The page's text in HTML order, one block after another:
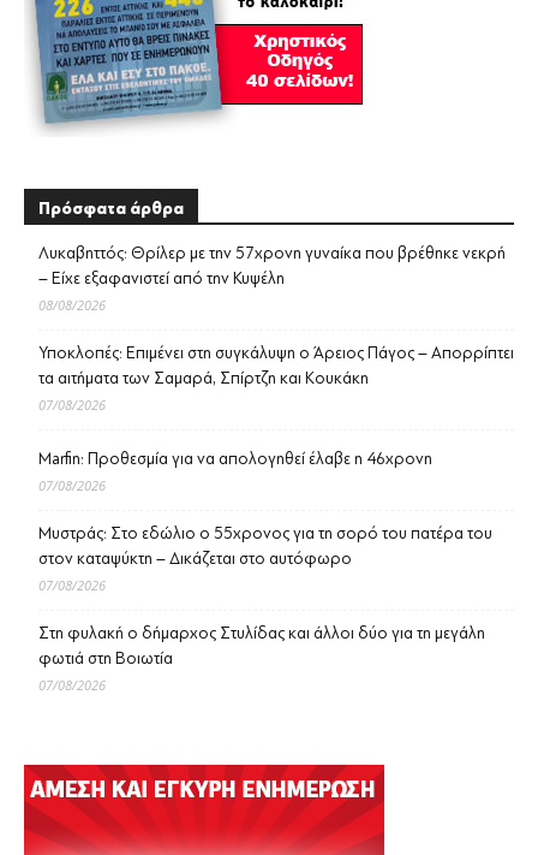
Πρόσφατα άρθρα
Λυκαβηττός: Θρίλερ με την 57χρονη γυναίκα που βρέθηκε νεκρή
– Είχε εξαφανιστεί από την Κυψέλη
08/08/2026
Υποκλοπές: Επιμένει στη συγκάλυψη ο Άρειος Πάγος – Απορρίπτει
τα αιτήματα των Σαμαρά, Σπίρτζη και Κουκάκη
07/08/2026
Marfin: Προθεσμία για να απολογηθεί έλαβε η 46χρονη
07/08/2026
Μυστράς: Στο εδώλιο ο 55χρονος για τη σορό του πατέρα του
στον καταψύκτη – Δικάζεται στο αυτόφωρο
07/08/2026
Στη φυλακή ο δήμαρχος Στυλίδας και άλλοι δύο για τη μεγάλη
φωτιά στη Βοιωτία
07/08/2026